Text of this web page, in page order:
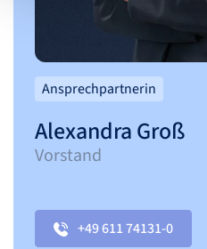
Ansprechpartnerin
Alexandra Groß
Vorstand
+49 611 74131-0